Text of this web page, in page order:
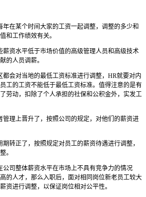
年在某个时间大家的工资一起调整，调整的多少和
和工作绩效有关。
薪资水平低于市场价值的高级管理人员和高级技术
的人员调薪。
都会对当地的最低工资标准进行调整，HR就要对内
工的工资不能低于最低工资标准。值得注意的是有
劳动，扣除了个人承担的社保和公积金外，实发工
管理上晋升了，按照公司的规定，对他们的薪资进
转正了，按照规定对员工的薪资待遇进行调整，
。
公司整体薪资水平在市场上不具有竞争力的情况
的人才，那么入职后，面对相同岗位新老员工较大
资进行调整，以保证岗位相对公平性。